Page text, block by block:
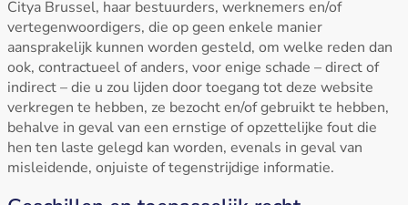
Citya Brussel, haar bestuurders, werknemers en/of
vertegenwoordigers, die op geen enkele manier
aansprakelijk kunnen worden gesteld, om welke reden dan
ook, contractueel of anders, voor enige schade – direct of
indirect – die u zou lijden door toegang tot deze website
verkregen te hebben, ze bezocht en/of gebruikt te hebben,
behalve in geval van een ernstige of opzettelijke fout die
hen ten laste gelegd kan worden, evenals in geval van
misleidende, onjuiste of tegenstrijdige informatie.